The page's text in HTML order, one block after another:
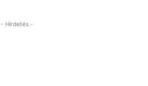
- Hirdetés -